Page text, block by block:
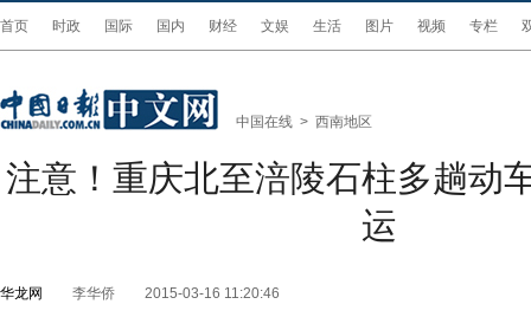
首页 时政 国际 国内 财经 文娱 生活 图片 视频 专栏
中国在线 > 西南地区
注意！重庆北至涪陵石柱多趟动
运
华龙网 李华侨 2015-03-16 11:20:46